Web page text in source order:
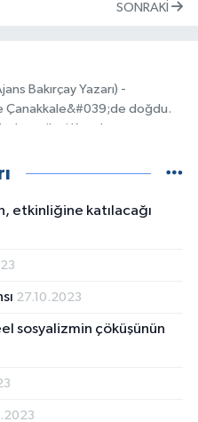
SONRAKI
Bakırçay Yazarı) -
Çanakkale&#039;de doğdu.
ailesi Kozak,
2015&#039;e kadar
Nuri Ersezgin İlköğretim
Lise öğretimini 14 Eylül
İletişim
çıkardığı amatör
yaptı.
etkinliğine katılacağı
27.10.2023
sosyalizmin çöküşünün